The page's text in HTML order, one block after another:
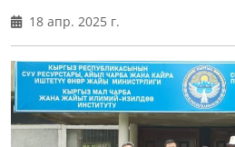
18 апр. 2025 г.